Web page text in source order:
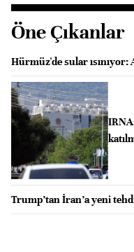
Öne Çıkanlar
Hürmüz'de sular
Trump’tan İran’a yeni